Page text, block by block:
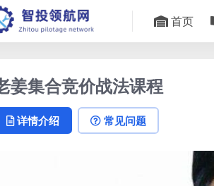
首页
姜集合竞价战法课程
详情介绍 常见问题